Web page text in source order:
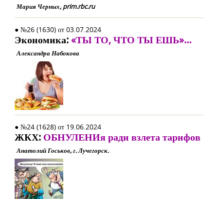
Мария Черных, prim.rbc.ru
● №26 (1630) от 03.07.2024
Экономика:«ТЫ ТО, ЧТО ТЫ ЕШЬ»…
Александра Набокова
● №24 (1628) от 19.06.2024
ЖКХ: ОБНУЛЕНИя ради взлета тарифов
Анатолий Госьков, г. Лучегорск.